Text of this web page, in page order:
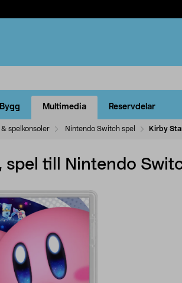
Bygg Multimedia Reservdelar
spelkonsoler Nintendo Switch spel Kirby
spel till Nintendo